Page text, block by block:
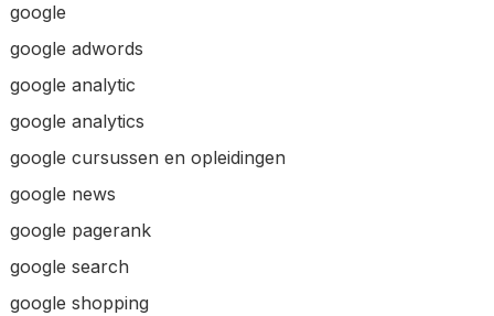
google
google adwords
google analytic
google analytics
google cursussen en opleidingen
google news
google pagerank
google search
google shopping